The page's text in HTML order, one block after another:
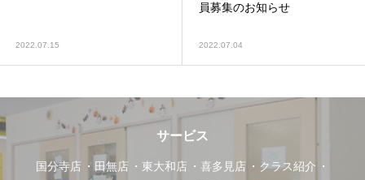
2022.07.15
員募集のお知らせ
2022.07.04
サービス
国分寺店 田無店 東大和店 喜多見店
クラス紹介